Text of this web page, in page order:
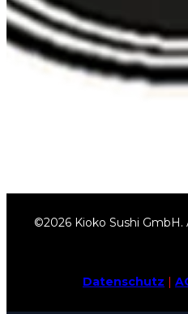
©2026 Kioko Sushi
Datenschutz |